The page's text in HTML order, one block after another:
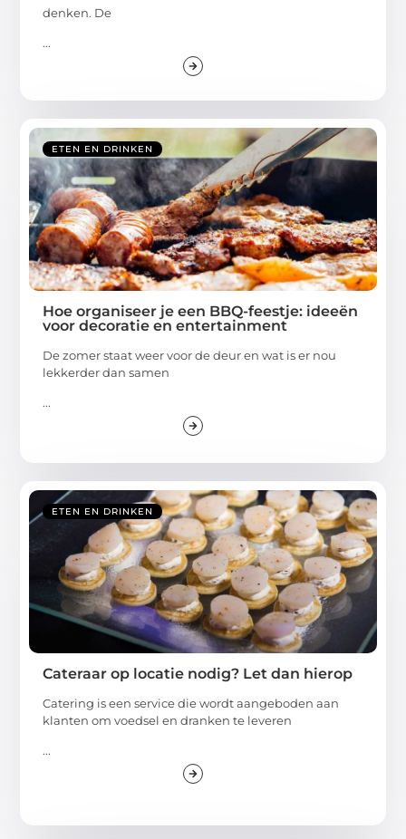
denken. De
...
ETEN EN DRINKEN
Hoe organiseer je een BBQ-feestje: ideeën
voor decoratie en entertainment
De zomer staat weer voor de deur en wat is er nou
lekkerder dan samen
...
ETEN EN DRINKEN
Cateraar op locatie nodig? Let dan hierop
Catering is een service die wordt aangeboden aan
klanten om voedsel en dranken te leveren
...